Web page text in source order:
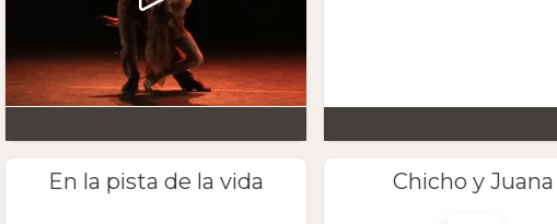
En la pista de la vida Chicho y Juana